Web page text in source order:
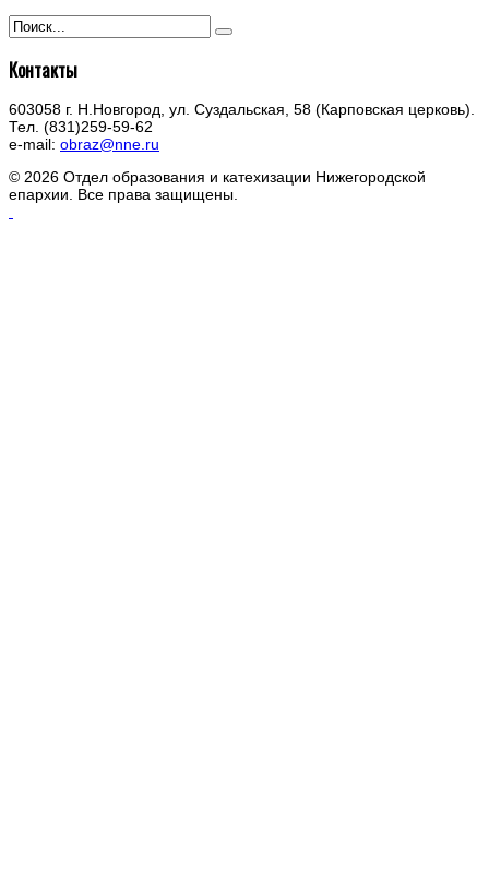
Контакты
603058 г. Н.Новгород, ул. Суздальская, 58 (Карповская церковь).
Тел. (831)259-59-62
e-mail: obraz@nne.ru
© 2026 Отдел образования и катехизации Нижегородской
епархии. Все права защищены.